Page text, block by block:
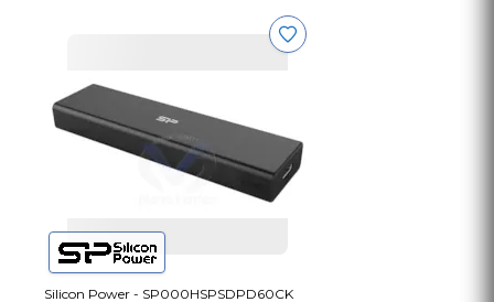
Silicon Power - SP000HSPSDPD60CK